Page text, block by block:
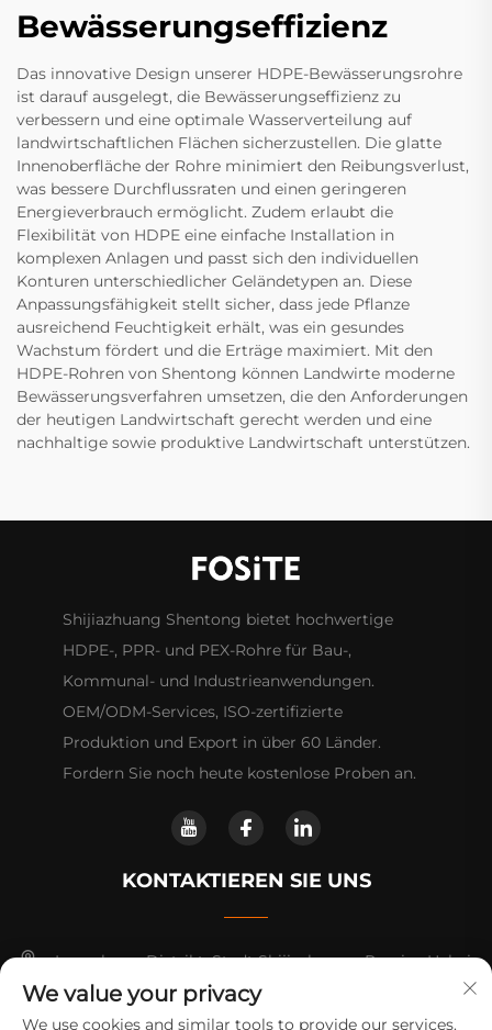
Bewässerungseffizienz
Das innovative Design unserer HDPE-Bewässerungsrohre
ist darauf ausgelegt, die Bewässerungseffizienz zu
verbessern und eine optimale Wasserverteilung auf
landwirtschaftlichen Flächen sicherzustellen. Die glatte
Innenoberfläche der Rohre minimiert den Reibungsverlust,
was bessere Durchflussraten und einen geringeren
Energieverbrauch ermöglicht. Zudem erlaubt die
Flexibilität von HDPE eine einfache Installation in
komplexen Anlagen und passt sich den individuellen
Konturen unterschiedlicher Geländetypen an. Diese
Anpassungsfähigkeit stellt sicher, dass jede Pflanze
ausreichend Feuchtigkeit erhält, was ein gesundes
Wachstum fördert und die Erträge maximiert. Mit den
HDPE-Rohren von Shentong können Landwirte moderne
Bewässerungsverfahren umsetzen, die den Anforderungen
der heutigen Landwirtschaft gerecht werden und eine
nachhaltige sowie produktive Landwirtschaft unterstützen.
Shijiazhuang Shentong bietet hochwertige
HDPE-, PPR- und PEX-Rohre für Bau-,
Kommunal- und Industrieanwendungen.
OEM/ODM-Services, ISO-zertifizierte
Produktion und Export in über 60 Länder.
Fordern Sie noch heute kostenlose Proben an.
KONTAKTIEREN SIE UNS
Luancheng-Distrikt, Stadt Shijiazhuang, Provinz Hebei.
+86-14730301370
We value your privacy
We use cookies and similar tools to provide our services.